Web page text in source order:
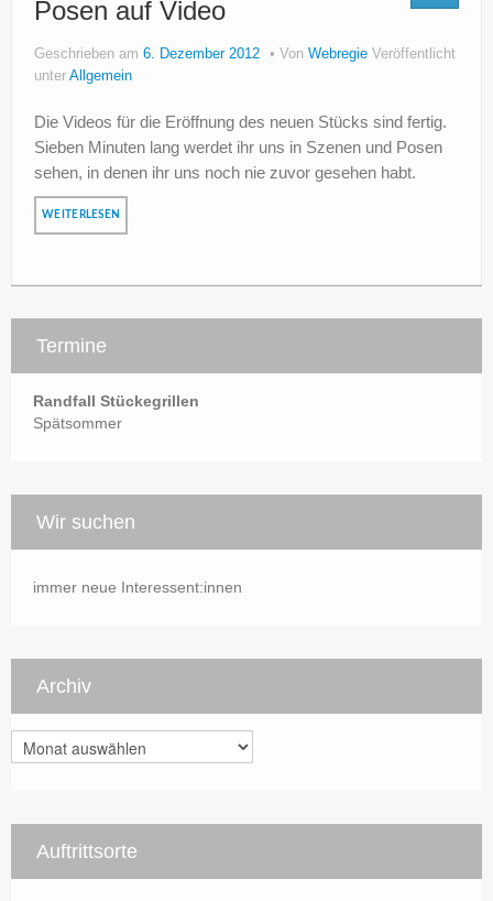
Posen auf Video
Geschrieben am 6. Dezember 2012 Von Webregie Veröffentlicht
unter Allgemein
Die Videos für die Eröffnung des neuen Stücks sind fertig.
Sieben Minuten lang werdet ihr uns in Szenen und Posen
sehen, in denen ihr uns noch nie zuvor gesehen habt.
WEITERLESEN
Termine
Randfall Stückegrillen
Spätsommer
Wir suchen
immer neue Interessent:innen
Archiv
Archiv
Auftrittsorte